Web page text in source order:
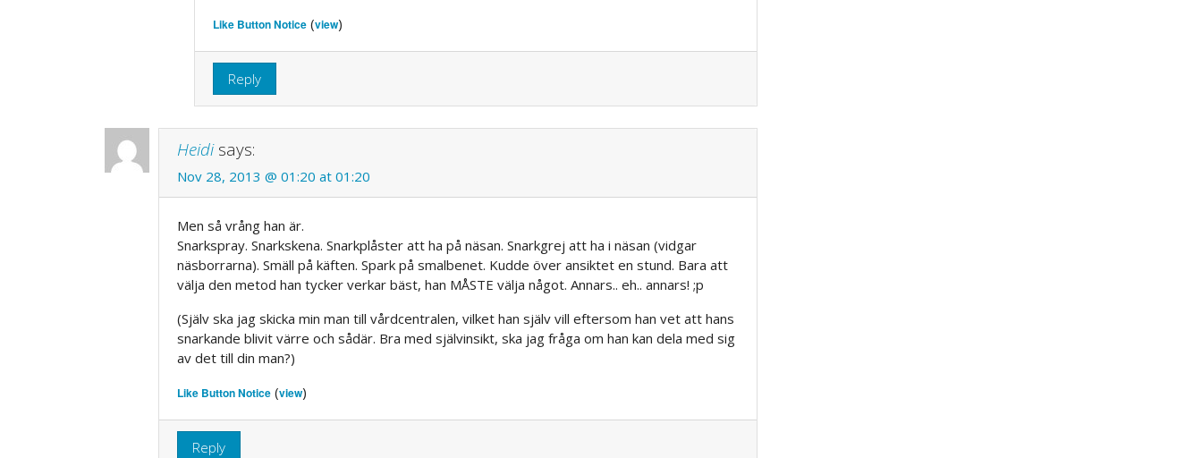
Like Button Notice (view)
Reply
Heidi says:
Nov 28, 2013 @ 01:20 at 01:20
Men så vrång han är.
Snarkspray. Snarkskena. Snarkplåster att ha på näsan. Snarkgrej att ha i näsan (vidgar
näsborrarna). Smäll på käften. Spark på smalbenet. Kudde över ansiktet en stund. Bara att
välja den metod han tycker verkar bäst, han MÅSTE välja något. Annars.. eh.. annars! ;p
(Själv ska jag skicka min man till vårdcentralen, vilket han själv vill eftersom han vet att hans
snarkande blivit värre och sådär. Bra med självinsikt, ska jag fråga om han kan dela med sig
av det till din man?)
Like Button Notice (view)
Reply